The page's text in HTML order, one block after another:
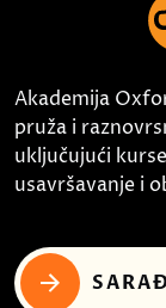
Akademija
pruža i
uključujući
usavršavanje i